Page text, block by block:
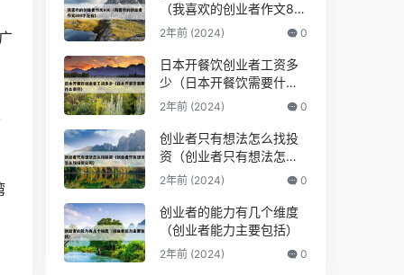
（我喜欢的创业者作文80
0字左右）
2年前 (2024) 0
日本开餐饮创业者工资多
少（日本开餐饮需要什么
条件）
2年前 (2024) 0
创业者只有想法怎么找投
资（创业者只有想法怎么
找投资公司）
2年前 (2024) 0
创业者的能力有几个维度
（创业者能力主要包括）
2年前 (2024) 0